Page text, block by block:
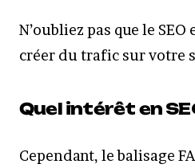
N’oubliez pas que le
créer du trafic sur votre
Quel intérêt en
Cependant, le balisage